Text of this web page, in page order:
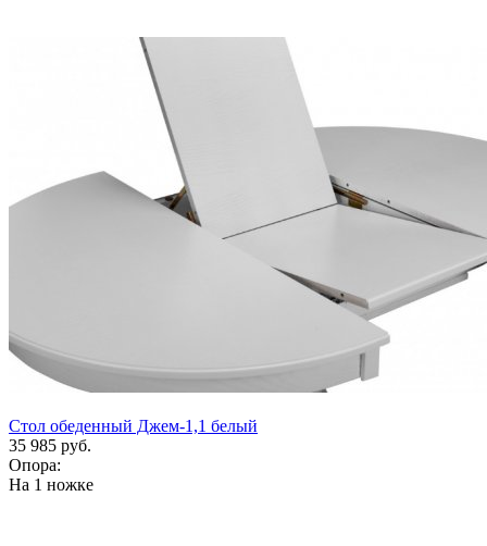
Стол обеденный Джем-1,1 белый
35 985 руб.
Опора:
На 1 ножке